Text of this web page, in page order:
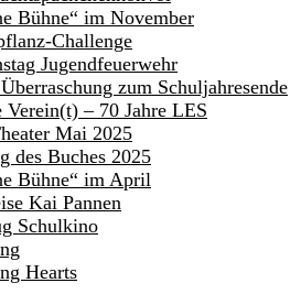
Bühne“ im November
Challenge
Jugendfeuerwehr
zum Schuljahresende
Verein(t) – 70 Jahre LES
Mai 2025
des Buches 2025
Bühne“ im April
Kai Pannen
Schulkino
Hearts